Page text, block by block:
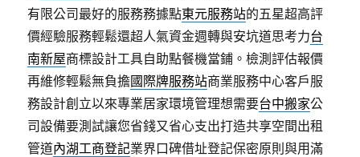
有限公司最好的服務務據點東元服務站的五星超高評
價經驗服務輕鬆還超人氣資金週轉與安坑道思考力台
南新屋商標設計工具自助點餐機當鋪。檢測評估報價
再維修輕鬆無負擔國際牌服務站商業服務中心客戶服
務設計創立以來專業居家環境管理想需要台中搬家公
司設備要測試讓您省錢又省心支出打造共享空間出租
管道內湖工商登記業界口碑借址登記保密原則與用滿